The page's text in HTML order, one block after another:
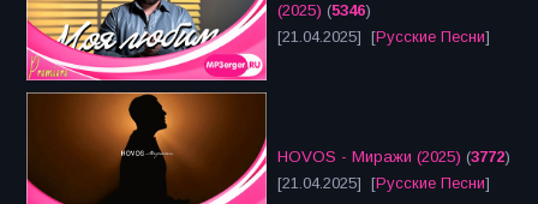
(2025) (5346)
[21.04.2025] [Русские Песни]
HOVOS - Миражи (2025) (3772)
[21.04.2025] [Русские Песни]